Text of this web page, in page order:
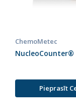
ChemoMetec
NucleoCounter®
Pieprasīt